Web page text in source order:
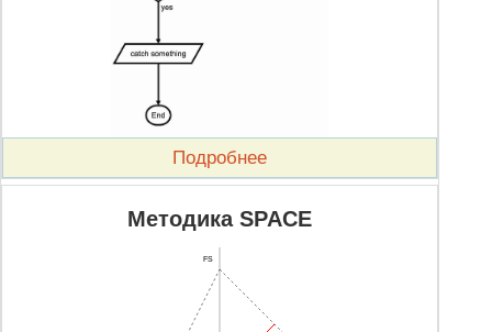
Подробнее
Методика SPACE
FS